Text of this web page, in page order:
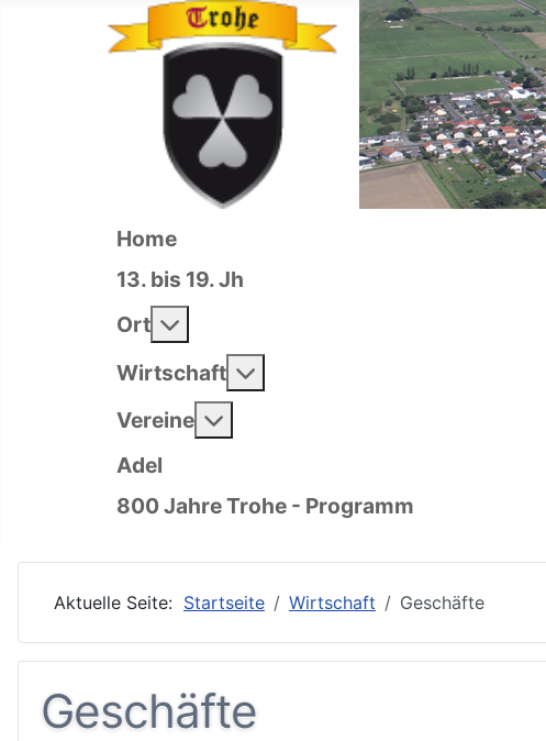
Home
13. bis 19. Jh
Ort
Weitere Informationen: Ort
Wirtschaft
Weitere Informationen:
Vereine
Weitere Informationen: Vereine
Adel
800 Jahre Trohe - Programm
Aktuelle Seite: Startseite Wirtschaft Geschäfte
Geschäfte